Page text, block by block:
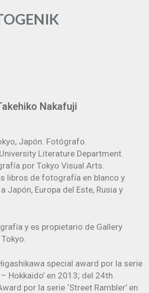
Nakafuji
Japón. Fotógrafo.
Literature Department.
por Tokyo Visual Arts.
libros de fotografía en blanco y
Japón, Europa del Este, Rusia y
y es propietario de Gallery
special award por la serie
– Hokkaido’ en 2013; del 24th
por la serie ‘Street Rambler’ en